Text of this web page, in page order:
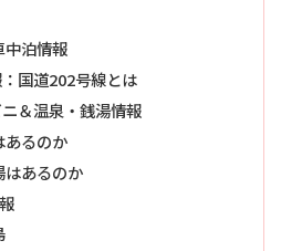
中泊情報
国道202号線とは
＆温泉・銭湯情報
あるのか
はあるのか